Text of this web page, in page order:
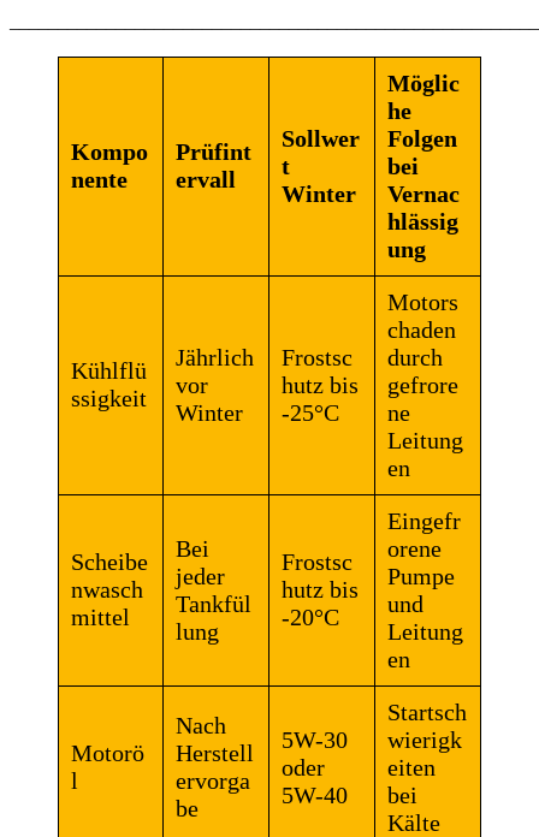
Kompo
nente
Prüfint
ervall
Sollwer
t
Winter
Möglic
he
Folgen
bei
Vernac
hlässig
ung
Kühlflü
ssigkeit
Jährlich
vor
Winter
Frostsc
hutz bis
-25°C
Motors
chaden
durch
gefrore
ne
Leitung
en
Scheibe
nwasch
mittel
Bei
jeder
Tankfül
lung
Frostsc
hutz bis
-20°C
Eingefr
orene
Pumpe
und
Leitung
en
Motorö
l
Nach
Herstell
ervorga
be
5W-30
oder
5W-40
Startsch
wierigk
eiten
bei
Kälte